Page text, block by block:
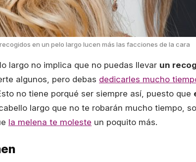
en un pelo largo lucen más las facciones de la cara
largo no implica que no puedas llevar un
algunos, pero debas dedicarles mucho
no tiene porqué ser siempre así, puesto que
largo que no te robarán mucho tiempo,
la melena te moleste un poquito más.